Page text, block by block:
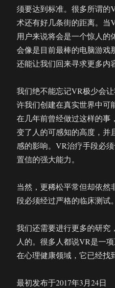
须要达到标准。很多所谓的
术还有好几条街的距离。当
用户来说将会是一个惊人的
会像是目前最棒的电脑游戏
还能让我们回来寻求更多内
我们绝不能忘记VR极少会
许我们创建在真实世界中可
在几年前曾经做过这样的事
变了人的可感知的高度，并
感的影响。VR治疗手段必
置信的强大能力。
当然，更稀松平常但却依然
段必须经过严格的临床测试。
我们还需要进行更多的研究
人的。很多人都说VR是一
在心理健康领域，它已经找
最初发布于2017年3月24日